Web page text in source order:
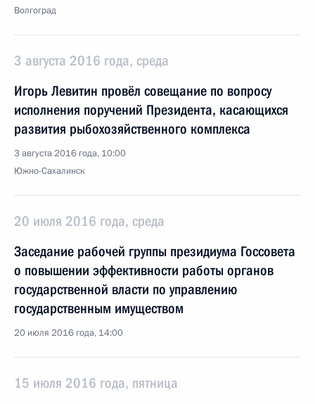
Волгоград
3 августа 2016 года, среда
Игорь Левитин провёл совещание по вопросу
исполнения поручений Президента, касающихся
развития рыбохозяйственного комплекса
3 августа 2016 года, 10:00
Южно-Сахалинск
20 июля 2016 года, среда
Заседание рабочей группы президиума Госсовета
о повышении эффективности работы органов
государственной власти по управлению
государственным имуществом
20 июля 2016 года, 14:00
15 июля 2016 года, пятница